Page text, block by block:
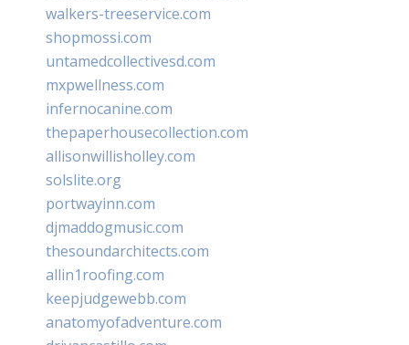
walkers-treeservice.com
shopmossi.com
untamedcollectivesd.com
mxpwellness.com
infernocanine.com
thepaperhousecollection.com
allisonwillisholley.com
solslite.org
portwayinn.com
djmaddogmusic.com
thesoundarchitects.com
allin1roofing.com
keepjudgewebb.com
anatomyofadventure.com